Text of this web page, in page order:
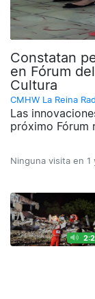
Constatan
en Fórum
Cultura
CMHW La Reina
Las
próximo Fórum
Ninguna visita en 1